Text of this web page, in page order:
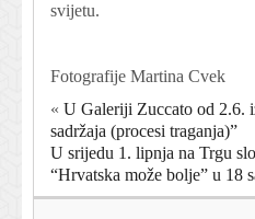
svijetu.
Fotografije Martina Cvek
« U Galeriji Zuccato od 2.6.
sadržaja (procesi traganja)”
U srijedu 1. lipnja na Trgu
“Hrvatska može bolje” u 18